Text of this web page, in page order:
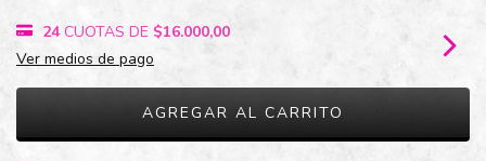
24 CUOTAS DE $16.000,00
Ver medios de pago